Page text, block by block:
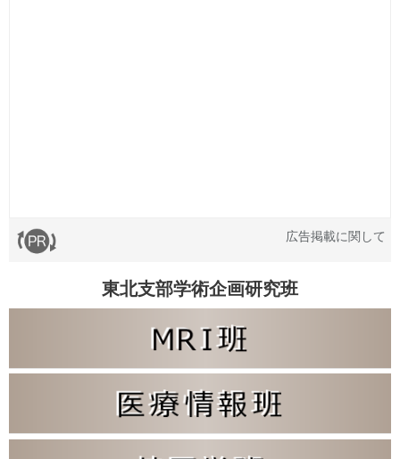
広告掲載に関して
東北支部学術企画研究班